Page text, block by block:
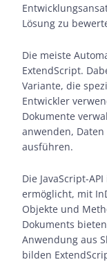
Lösung zu
Die meiste
ExtendScript.
Variante, die
Entwickler
Dokumente
anwenden,
ausführen.
Die JavaScript-
ermöglicht, mit
Objekte und
Dokuments
Anwendung aus
bilden